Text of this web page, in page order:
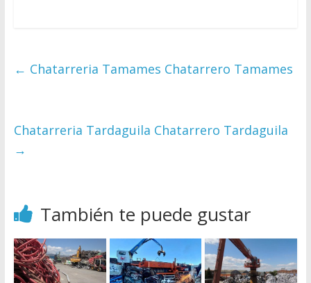
← Chatarreria Tamames Chatarrero Tamames
Chatarreria Tardaguila Chatarrero Tardaguila
→
También te puede gustar